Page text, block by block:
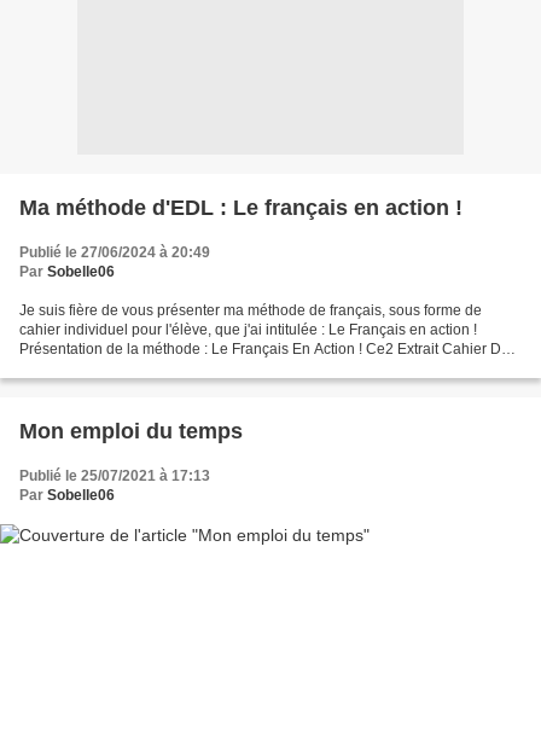
Ma méthode d'EDL : Le français en action !
Publié le 27/06/2024 à 20:49
Par Sobelle06
Je suis fière de vous présenter ma méthode de français, sous forme de
cahier individuel pour l'élève, que j'ai intitulée : Le Français en action !
Présentation de la méthode : Le Français En Action ! Ce2 Extrait Cahier De
Mon emploi du temps
Publié le 25/07/2021 à 17:13
Par Sobelle06